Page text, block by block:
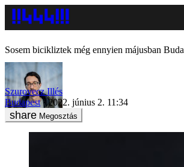
Sosem bicikliztek még ennyien májusban
Szurovecz Illés
Budapest
2022. június 2. 11:34
Megosztás